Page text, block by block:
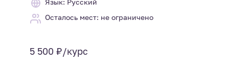
Осталось мест: не ограничено
5 500 ₽/курс